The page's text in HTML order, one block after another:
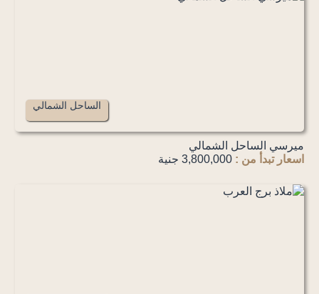
الساحل الشمالي
ميرسي الساحل الشمالي
اسعار تبدأ من : 3,800,000 جنية